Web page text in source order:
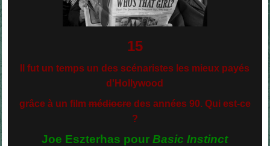
15
Il fut un temps un des scénaristes les mieux payés
d'Hollywood
grâce à un filmmédiocredes années 90. Qui est-ce
?
Joe Eszterhas pourBasic Instinct